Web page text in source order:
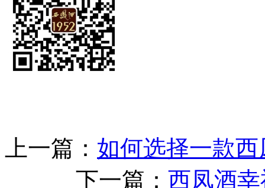
上一篇： 如何选择一款
下一篇： 西凤酒